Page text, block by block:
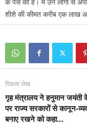
के पैसे की है। मैं उन लोगों से
शीशे की कीमत करीब एक लाख
पिछला लेख
गृह मंत्रालय ने हनुमान
पर राज्य सरकारों से कानून-
बनाए रखने को कहा…